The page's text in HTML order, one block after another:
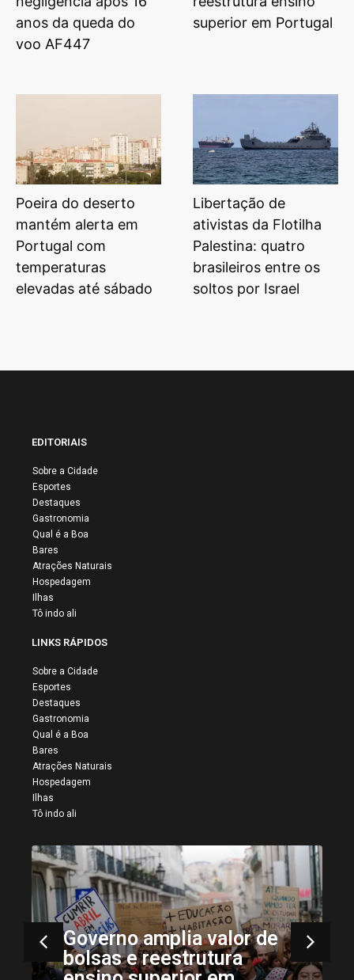
anos da queda do
voo AF447
superior em Portugal
Poeira do deserto
mantém alerta em
Portugal com
temperaturas
elevadas até sábado
Libertação de
ativistas da Flotilha
Palestina: quatro
brasileiros entre os
soltos por Israel
EDITORIAIS
Sobre a Cidade
Esportes
Destaques
Gastronomia
Qual é a Boa
Bares
Atrações Naturais
Hospedagem
Ilhas
Tô indo ali
LINKS RÁPIDOS
Sobre a Cidade
Esportes
Destaques
Gastronomia
Qual é a Boa
Bares
Atrações Naturais
Hospedagem
Ilhas
Tô indo ali
Poeira do deserto
mantém alerta em
Portugal com